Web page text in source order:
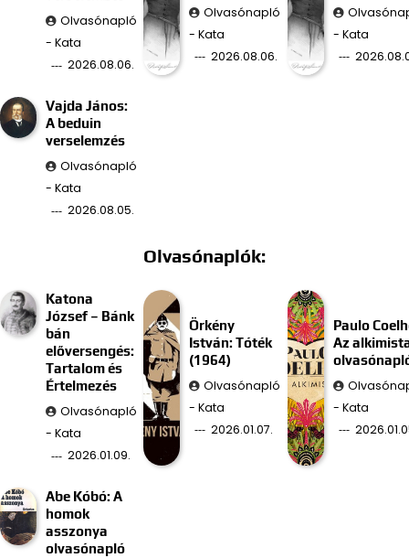
Olvasónapló
- Kata
2026.08.06.
Olvasónapló
- Kata
2026.08.06.
- Kata
Vajda János:
A beduin
verselemzés
Olvasónapló
- Kata
2026.08.05.
Olvasónaplók:
Katona
József – Bánk
bán
előversengés:
Tartalom és
Értelmezés
Olvasónapló
- Kata
2026.01.09.
Örkény
István: Tóték
(1964)
Olvasónapló
- Kata
2026.01.07.
Paulo
Az
- Kata
Abe Kóbó: A
homok
asszonya
olvasónapló